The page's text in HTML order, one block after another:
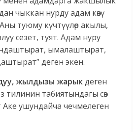
чыккан нурду адам көзү
Аны туюму күчтүүлөр акылы,
сезет, туят. Адам нуру
ымалаштырат,
деген экен.
жылдызы жарыкдеген
тилинин табиятындагы сөз
Аке ушундайча чечмелеген